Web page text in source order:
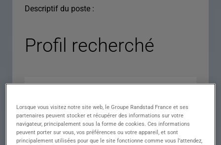
Descriptif du poste :
Profil recherché
Lorsque vous visitez notre site web, le Groupe Randstad France et ses
partenaires peuvent stocker et récupérer des informations sur votre
navigateur, principalement sous la forme de cookies. Ces informations
peuvent porter sur vous, vos préférences ou votre appareil, et sont
principalement utilisées pour que le site fonctionne comme vous l’attendez,